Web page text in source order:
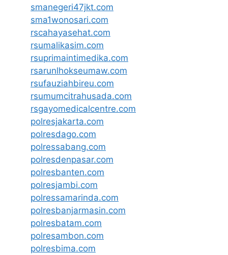
smanegeri47jkt.com
sma1wonosari.com
rscahayasehat.com
rsumalikasim.com
rsuprimaintimedika.com
rsarunlhokseumaw.com
rsufauziahbireu.com
rsumumcitrahusada.com
rsgayomedicalcentre.com
polresjakarta.com
polresdago.com
polressabang.com
polresdenpasar.com
polresbanten.com
polresjambi.com
polressamarinda.com
polresbanjarmasin.com
polresbatam.com
polresambon.com
polresbima.com